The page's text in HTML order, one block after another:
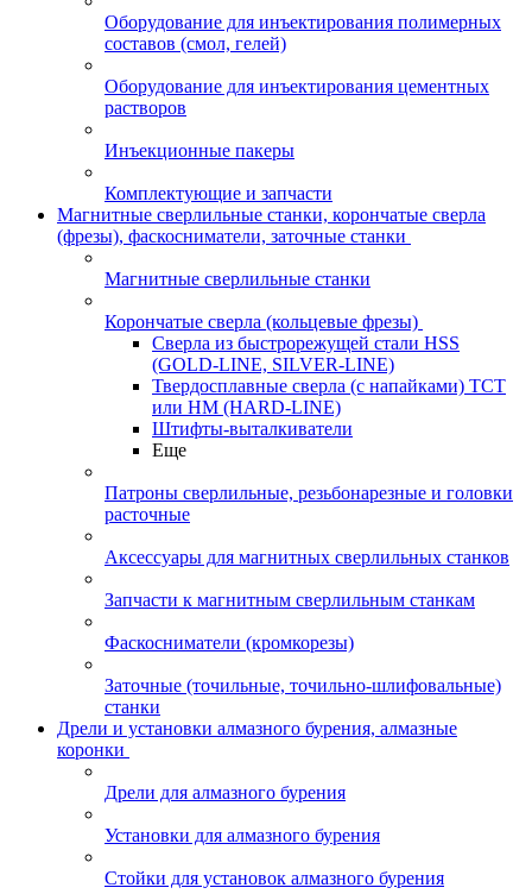
Оборудование для инъектирования полимерных
составов (смол, гелей)
Оборудование для инъектирования цементных
растворов
Инъекционные пакеры
Комплектующие и запчасти
Магнитные сверлильные станки, корончатые сверла
(фрезы), фаскосниматели, заточные станки
Магнитные сверлильные станки
Корончатые сверла (кольцевые фрезы)
Сверла из быстрорежущей стали HSS
(GOLD-LINE, SILVER-LINE)
Твердосплавные сверла (с напайками) ТСТ
или HM (HARD-LINE)
Штифты-выталкиватели
Еще
Патроны сверлильные, резьбонарезные и головки
расточные
Аксессуары для магнитных сверлильных станков
Запчасти к магнитным сверлильным станкам
Фаскосниматели (кромкорезы)
Заточные (точильные, точильно-шлифовальные)
станки
Дрели и установки алмазного бурения, алмазные
коронки
Дрели для алмазного бурения
Установки для алмазного бурения
Стойки для установок алмазного бурения